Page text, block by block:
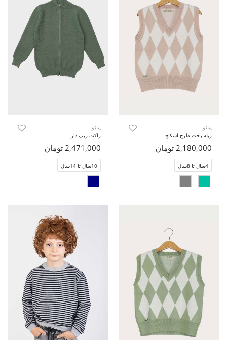
پیانو
ژیله بافت طرح اسکاچ
2,180,000 تومان
4سال تا 8سال
پیانو
ژاکت زیپ دار
2,471,000 تومان
10سال تا 14سال